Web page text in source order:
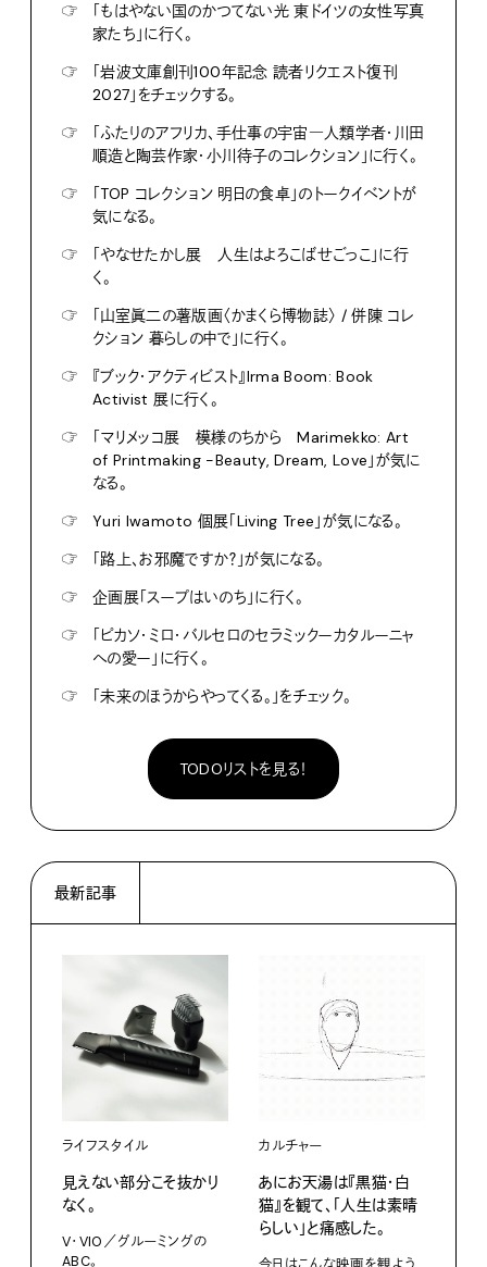
☞
「もはやない国のかつてない光 東ドイツの女性写真
家たち」に行く。
☞
「岩波文庫創刊100年記念 読者リクエスト復刊
2027」をチェックする。
☞
「ふたりのアフリカ、手仕事の宇宙―人類学者・川田
順造と陶芸作家・小川待子のコレクション」に行く。
☞
「TOP コレクション 明日の食卓」のトークイベントが
気になる。
☞
「やなせたかし展 人生はよろこばせごっこ」に行
く。
☞
「山室眞二の薯版画〈かまくら博物誌〉 / 併陳 コレ
クション 暮らしの中で」に行く。
☞
『ブック・アクティビスト』Irma Boom: Book
Activist 展に行く。
☞
「マリメッコ展 模様のちから Marimekko: Art
of Printmaking -Beauty, Dream, Love」が気に
なる。
☞
Yuri Iwamoto 個展「Living Tree」が気になる。
☞
「路上、お邪魔ですか？」が気になる。
☞
企画展「スープはいのち」に行く。
☞
「ピカソ・ミロ・バルセロのセラミックーカタルーニャ
への愛ー」に行く。
☞
「未来のほうからやってくる。」をチェック。
TODOリストを見る！
最新記事
ライフスタイル
見えない部分こそ抜かり
なく。
V・VIO／グルーミングの
ABC。
カルチャー
あにお天湯は『黒猫・白
猫』を観て、「人生は素晴
らしい」と痛感した。